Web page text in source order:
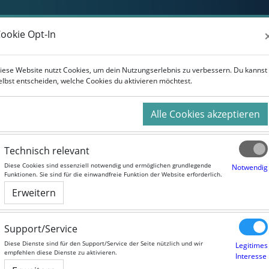
Weiterbildung Studium Für Unternehmen
August 2026
Dienstag
Di Mittwoch
Mi Donnerstag
Do Fr
Opt-In
Website nutzt Cookies, um dein Nutzungserlebnis zu verbessern. Du kannst
entscheiden, welche Cookies du aktivieren möchtest.
Alle Cookies akzeptieren
Technisch relevant
Diese Cookies sind essenziell notwendig und ermöglichen grundlegende
Funktionen. Sie sind für die einwandfreie Funktion der Website erforderlich.
Notwendig
Erweitern
Support/Service
Diese Dienste sind für den Support/Service der Seite nützlich und wir
empfehlen diese Dienste zu aktivieren.
Legitimes
Interesse
Opt-In
Website nutzt Cookies, um dein Nutzungserlebnis zu verbessern. Du kannst
entscheiden, welche Cookies du aktivieren möchtest.
Alle Cookies akzeptieren
Technisch relevant
Diese Cookies sind essenziell notwendig und ermöglichen grundlegende
Funktionen. Sie sind für die einwandfreie Funktion der Website erforderlich.
Notwendig
Erweitern
Support/Service
Diese Dienste sind für den Support/Service der Seite nützlich und wir
empfehlen diese Dienste zu aktivieren.
Legitimes
Interesse